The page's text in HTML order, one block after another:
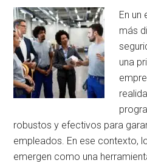
En un
más
una
robustos y efectivos para
empleados. En ese contexto,
emergen como una